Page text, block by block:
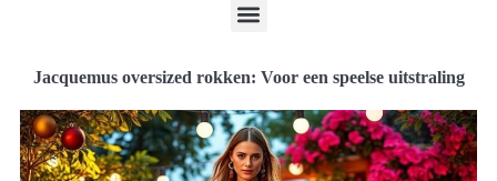
Jacquemus oversized rokken: Voor een speelse uitstraling